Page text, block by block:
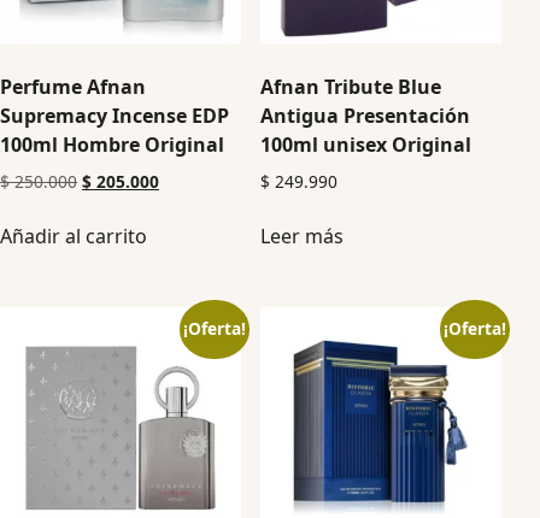
Perfume Afnan
Supremacy Incense EDP
100ml Hombre Original
$250.000 $ 205.000
Añadir al carrito
Afnan Tribute Blue
Antigua Presentación
100ml unisex Original
$ 249.990
Leer más
¡Oferta! ¡Oferta!